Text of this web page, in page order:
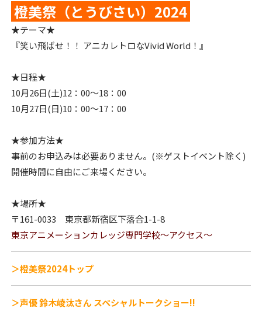
橙美祭（とうびさい）2024
★テーマ★
『笑い飛ばせ！！ アニカレトロなVivid World！』
★日程★
10月26日(土)12：00～18：00
10月27日(日)10：00～17：00
★参加方法★
事前のお申込みは必要ありません。(※ゲストイベント除く)
開催時間に自由にご来場ください。
★場所★
〒161-0033 東京都新宿区下落合1-1-8
東京アニメーションカレッジ専門学校～アクセス～
＞橙美祭2024トップ
＞声優 鈴木崚汰さん スペシャルトークショー!!